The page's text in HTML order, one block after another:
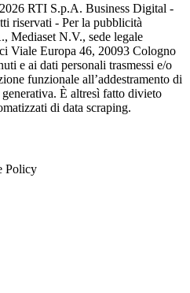
2026 RTI S.p.A. Business Digital -
riservati - Per la pubblicità
Mediaset N.V., sede legale
Viale Europa 46, 20093 Cologno
e ai dati personali trasmessi e/o
funzionale all’addestramento di
È altresì fatto divieto
di data scraping.
Policy